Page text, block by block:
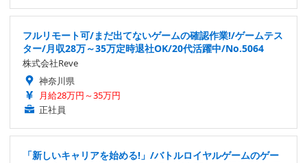
フルリモート可/まだ出てないゲームの確認作業!/ゲームテス
ター/月収28万～35万定時退社OK/20代活躍中/No.5064
株式会社Reve
神奈川県
月給28万円～35万円
正社員
「新しいキャリアを始める!」/バトルロイヤルゲームのゲー